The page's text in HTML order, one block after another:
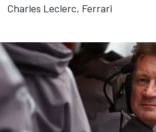
Charles Leclerc, Ferrari